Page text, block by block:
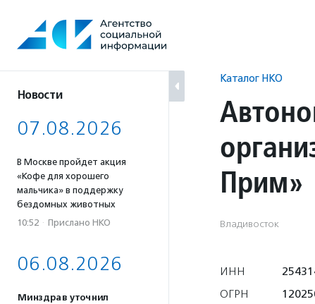
содержанию
Новости
07.08.2026
В Москве пройдет акция
«Кофе для хорошего
мальчика» в поддержку
бездомных животных
10:52 · Прислано НКО
06.08.2026
Минздрав уточнил
Каталог НКО
Прим»
Владивосток
ИНН
ОГРН